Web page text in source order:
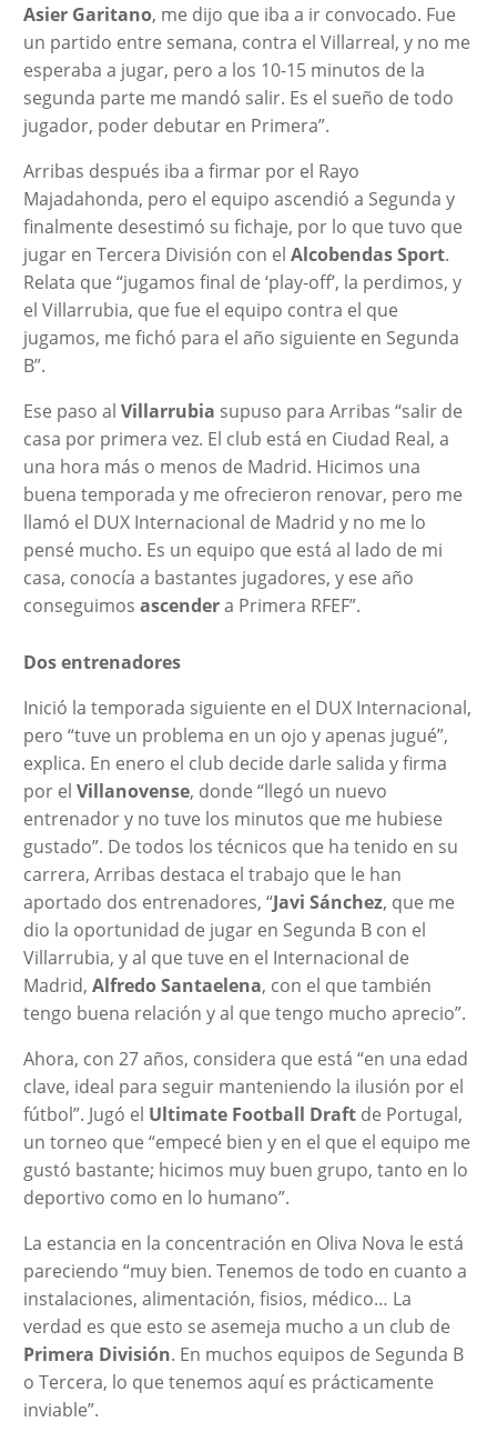
Asier Garitano, me dijo que iba a ir convocado. Fue
un partido entre semana, contra el Villarreal, y no me
esperaba a jugar, pero a los 10-15 minutos de la
segunda parte me mandó salir. Es el sueño de todo
jugador, poder debutar en Primera”.
Arribas después iba a firmar por el Rayo
Majadahonda, pero el equipo ascendió a Segunda y
finalmente desestimó su fichaje, por lo que tuvo que
jugar en Tercera División con el Alcobendas Sport.
Relata que “jugamos final de ‘play-off’, la perdimos, y
el Villarrubia, que fue el equipo contra el que
jugamos, me fichó para el año siguiente en Segunda
B”.
Ese paso al Villarrubia supuso para Arribas “salir de
casa por primera vez. El club está en Ciudad Real, a
una hora más o menos de Madrid. Hicimos una
buena temporada y me ofrecieron renovar, pero me
llamó el DUX Internacional de Madrid y no me lo
pensé mucho. Es un equipo que está al lado de mi
casa, conocía a bastantes jugadores, y ese año
conseguimos ascendera Primera RFEF”.
Dos entrenadores
Inició la temporada siguiente en el DUX Internacional,
pero “tuve un problema en un ojo y apenas jugué”,
explica. En enero el club decide darle salida y firma
por el Villanovense, donde “llegó un nuevo
entrenador y no tuve los minutos que me hubiese
gustado”. De todos los técnicos que ha tenido en su
carrera, Arribas destaca el trabajo que le han
aportado dos entrenadores, “Javi Sánchez, que me
dio la oportunidad de jugar en Segunda B con el
Villarrubia, y al que tuve en el Internacional de
Madrid, Alfredo Santaelena, con el que también
tengo buena relación y al que tengo mucho aprecio”.
Ahora, con 27 años, considera que está “en una edad
clave, ideal para seguir manteniendo la ilusión por el
fútbol”. Jugó el Ultimate Football Draftde Portugal,
un torneo que “empecé bien y en el que el equipo me
gustó bastante; hicimos muy buen grupo, tanto en lo
deportivo como en lo humano”.
La estancia en la concentración en Oliva Nova le está
pareciendo “muy bien. Tenemos de todo en cuanto a
instalaciones, alimentación, fisios, médico… La
verdad es que esto se asemeja mucho a un club de
Primera División. En muchos equipos de Segunda B
o Tercera, lo que tenemos aquí es prácticamente
inviable”.